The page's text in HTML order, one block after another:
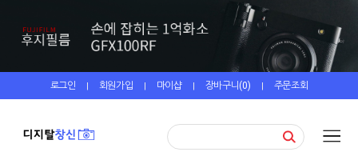
로그인 | 회원가입 | 마이샵 | 장바구니(0) | 주문조회